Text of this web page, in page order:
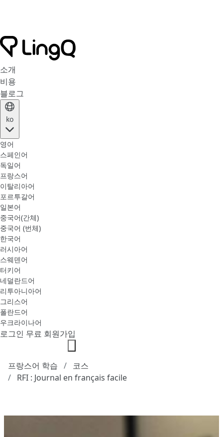
소개
비용
블로그
ko
영어
스페인어
독일어
프랑스어
이탈리아어
포르투갈어
일본어
중국어(간체)
중국어 (번체)
한국어
러시아어
스웨덴어
터키어
네덜란드어
리투아니아어
그리스어
폴란드어
우크라이나어
로그인 무료 회원가입
프랑스어 학습
코스
RFI : Journal en français facile